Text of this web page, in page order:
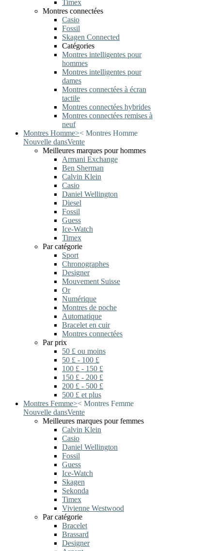
Timex
Montres connectées
Casio
Fossil
Skagen Connected
Catégories
Montres intelligentes pour
hommes
Montres intelligentes pour
dames
Montres connectées à écran
tactile
Montres connectées hybrides
Montres connectées remises à
neuf
Montres Homme>< Montres Homme
Nouvelle dansVente
Meilleures marques pour hommes
Armani Exchange
Ben Sherman
Calvin Klein
Casio
Daniel Wellington
Diesel
Fossil
Guess
Ice-Watch
Timex
Par catégorie
Sport
Chronographes
Designer
Mouvement Suisse
Or
Numérique
Montres de poche
Automatique
Bracelet en cuir
Montres connectées
Par prix
50 £ ou moins
50 £ - 100 £
100 £ - 150 £
150 £ - 200 £
200 £ - 500 £
500 £ et plus
Montres Femme>< Montres Femme
Nouvelle dansVente
Meilleures marques pour femmes
Calvin Klein
Casio
Daniel Wellington
Fossil
Guess
Ice-Watch
Skagen
Sekonda
Timex
Vivienne Westwood
Par catégorie
Bracelet
Brassard
Designer